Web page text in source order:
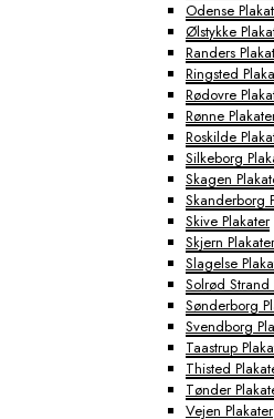
Odense
Ølstykke
Randers
Ringsted
Rødovre
Rønne
Roskilde
Silkeborg
Skagen
Skanderborg
Skive Plakater
Skjern Plakater
Slagelse
Solrød Strand
Sønderborg
Svendborg
Taastrup
Thisted
Tønder
Vejen Plakater